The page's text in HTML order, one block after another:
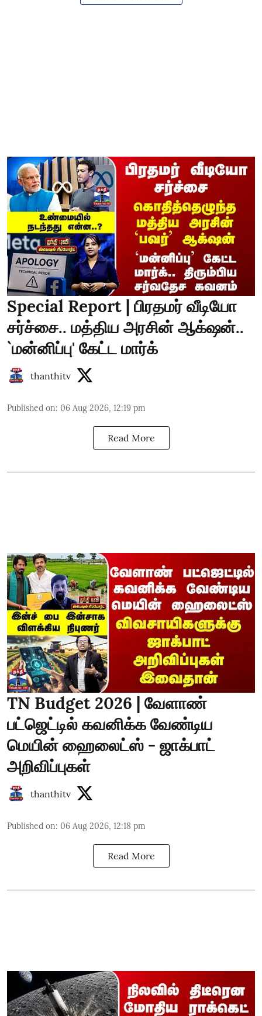
Special Report | பிரதமர் வீடியோ
சர்ச்சை.. மத்திய அரசின் ஆக்‌ஷன்..
`மன்னிப்பு' கேட்ட மார்க்
thanthitv
Published on: 06 Aug 2026, 12:19 pm
Read More
TN Budget 2026 | வேளாண்
பட்ஜெட்டில் கவனிக்க வேண்டிய
மெயின் ஹைலைட்ஸ் - ஜாக்பாட்
அறிவிப்புகள்
thanthitv
Published on: 06 Aug 2026, 12:18 pm
Read More